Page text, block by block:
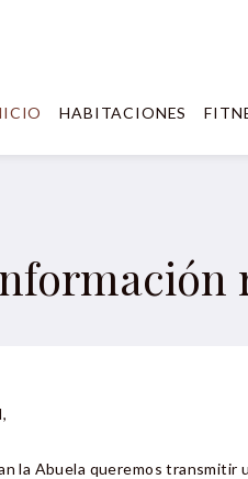
HABITACIONES
la Abuela queremos transmitir